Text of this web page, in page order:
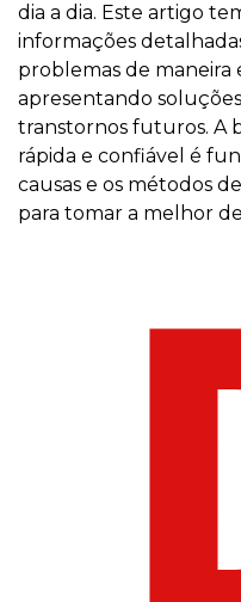
dia a dia. Este artigo
informações
problemas de
apresentando
transtornos futuros. A
rápida e confiável é
causas e os métodos
para tomar a melhor